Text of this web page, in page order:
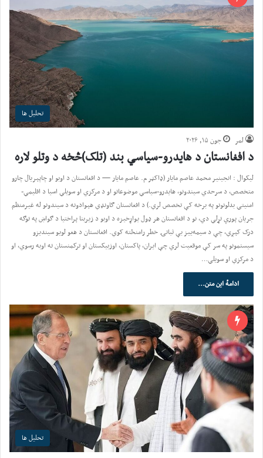
تحلیل ها
لمر جون ۱۵, ۲۰۲۶
د افغانستان د هایدرو-سیاسي بند (تلک)څخه د وتلو لاره
لیکوال : انجینیر محمد عاصم مایار (ډاکټر م. عاصم مایار — د افغانستان د اوبو او چاپېریال چارو
متخصص، د سرحدي سیندونو، هایدرو-سیاسي موضوعاتو او د مرکزي او سویلي اسیا د اقلیمي-
امنیتي بدلونونو په برخه کې تخصص لري.) د افغانستان ګاونډي هېوادونه د سیندونو له غیرمنظم
جریان پورې تړلي دي، نو د افغانستان هر ډول یواړخیزه د اوبو د زیربنا پراختیا د ګواښ په توګه
درک کېږي، چې د سیمه‌ییز بې ثباتۍ خطر رامنځته کوي. افغانستان د هغو لویو سیندیزو
سیستمونو په سر کې موقعیت لري چې ایران، پاکستان، اوزبیکستان او ترکمنستان ته اوبه رسوي، او
د مرکزي او سویلي…
ادامهٔ این متن...
تحلیل ها